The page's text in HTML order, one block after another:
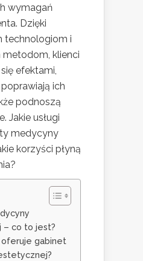
wymagań
Dzięki
technologiom i
klienci
efektami,
ich
podnoszą
Jakie usługi
medycyny
korzyści płyną
co to jest?
oferuje gabinet